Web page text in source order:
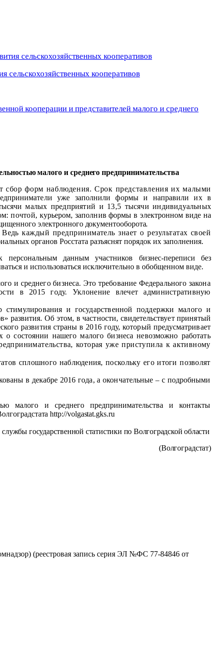
сельскохозяйственных кооперативов
сельскохозяйственных кооперативов
кооперации и представителей малого и среднего
малого и среднего предпринимательства
сбор форм наблюдения. Срок представления их малыми
уже заполнили формы и направили их в
малых предприятий и 13,5 тысячи индивидуальных
почтой, курьером, заполнив формы в электронном виде на
электронного документооборота.
каждый предприниматель знает о результатах своей
органов Росстата разъяснят порядок их заполнения.
персональным данным участников бизнес-переписи без
и использоваться исключительно в обобщенном виде.
и среднего бизнеса. Это требование Федерального закона
в 2015 году. Уклонение влечет административную
стимулирования и государственной поддержки малого и
развития. Об этом, в частности, свидетельствует принятый
развития страны в 2016 году, который предусматривает
о состоянии нашего малого бизнеса невозможно работать
которая уже приступила к активному
сплошного наблюдения, поскольку его итоги позволят
в декабре 2016 года, а окончательные – с подробными
малого и среднего предпринимательства и контакты
http://volgastat.gks.ru
службы государственной статистики по Волгоградской области
(Волгоградстат)
(реестровая запись серия ЭЛ №ФС 77-84846 от